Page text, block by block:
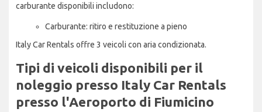
carburante disponibili includono:
Carburante: ritiro e restituzione a pieno
Italy Car Rentals offre 3 veicoli con aria condizionata.
Tipi di veicoli disponibili per il
noleggio presso Italy Car Rentals
presso l'Aeroporto di Fiumicino